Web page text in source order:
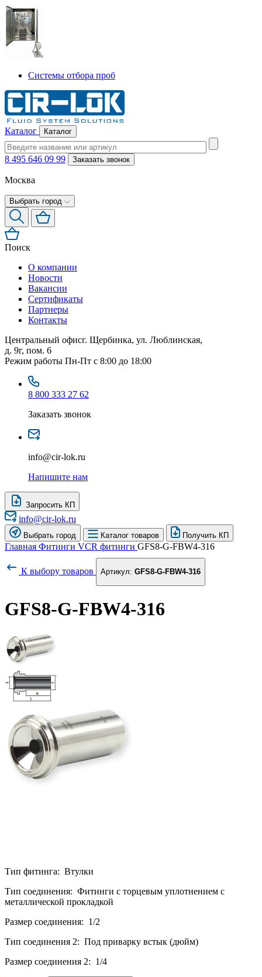
Системы отбора проб
Каталог Каталог
8 495 646 09 99 Заказать звонок
Москва
Выбрать город
Поиск
О компании
Новости
Вакансии
Сертификаты
Партнеры
Контакты
Центральный офисг. Щербинка, ул. Люблинская,
д. 9г, пом. 6
Режим работы Пн-Пт с 8:00 до 18:00
8 800 333 27 62
Заказать звонок
info@cir-lok.ru
Напишите нам
Запросить КП
info@cir-lok.ru
Выбрать город Каталог товаров Получить КП
Главная Фитинги VCR фитинги GFS8-G-FBW4-316
К выбору товаров Артикул: GFS8-G-FBW4-316
GFS8-G-FBW4-316
Тип фитинга: Втулки
Тип соединения: Фитинги с торцевым уплотнением с
металлической прокладкой
Размер соединения: 1/2
Тип соединения 2: Под приварку встык (дюйм)
Размер соединения 2: 1/4